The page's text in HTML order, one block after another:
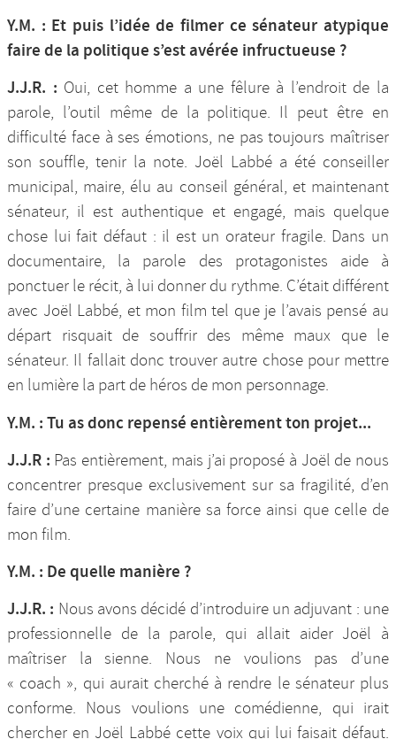
Y.M. : Et puis l’idée de filmer ce sénateur atypique
faire de la politique s’est avérée infructueuse ?
J.J.R. : Oui, cet homme a une fêlure à l’endroit de la
parole, l’outil même de la politique. Il peut être en
difficulté face à ses émotions, ne pas toujours maîtriser
son souffle, tenir la note. Joël Labbé a été conseiller
municipal, maire, élu au conseil général, et maintenant
sénateur, il est authentique et engagé, mais quelque
chose lui fait défaut : il est un orateur fragile. Dans un
documentaire, la parole des protagonistes aide à
ponctuer le récit, à lui donner du rythme. C’était différent
avec Joël Labbé, et mon film tel que je l’avais pensé au
départ risquait de souffrir des même maux que le
sénateur. Il fallait donc trouver autre chose pour mettre
en lumière la part de héros de mon personnage.
Y.M. : Tu as donc repensé entièrement ton projet...
J.J.R : Pas entièrement, mais j’ai proposé à Joël de nous
concentrer presque exclusivement sur sa fragilité, d’en
faire d’une certaine manière sa force ainsi que celle de
mon film.
Y.M. : De quelle manière ?
J.J.R. : Nous avons décidé d’introduire un adjuvant : une
professionnelle de la parole, qui allait aider Joël à
maîtriser la sienne. Nous ne voulions pas d’une
« coach », qui aurait cherché à rendre le sénateur plus
conforme. Nous voulions une comédienne, qui irait
chercher en Joël Labbé cette voix qui lui faisait défaut.